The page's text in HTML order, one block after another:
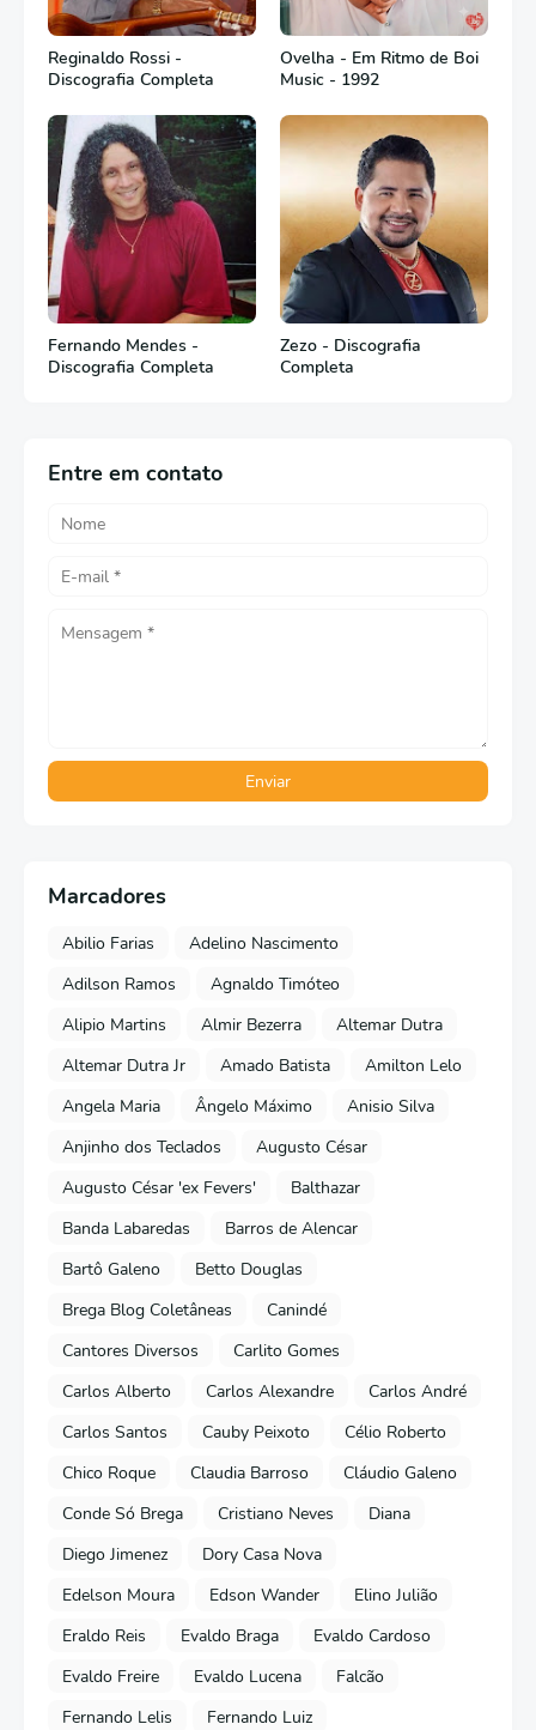
Reginaldo Rossi -
Discografia Completa
Ovelha - Em Ritmo de Boi
Music - 1992
Fernando Mendes -
Discografia Completa
Zezo - Discografia
Completa
Entre em contato
Marcadores
Abilio Farias
Adelino Nascimento
Adilson Ramos
Agnaldo Timóteo
Alipio Martins
Almir Bezerra
Altemar Dutra
Altemar Dutra Jr
Amado Batista
Amilton Lelo
Angela Maria
Ângelo Máximo
Anisio Silva
Anjinho dos Teclados
Augusto César
Augusto César 'ex Fevers'
Balthazar
Banda Labaredas
Barros de Alencar
Bartô Galeno
Betto Douglas
Brega Blog Coletâneas
Canindé
Cantores Diversos
Carlito Gomes
Carlos Alberto
Carlos Alexandre
Carlos André
Carlos Santos
Cauby Peixoto
Célio Roberto
Chico Roque
Claudia Barroso
Cláudio Galeno
Conde Só Brega
Cristiano Neves
Diana
Diego Jimenez
Dory Casa Nova
Edelson Moura
Edson Wander
Elino Julião
Eraldo Reis
Evaldo Braga
Evaldo Cardoso
Evaldo Freire
Evaldo Lucena
Falcão
Fernando Lelis
Fernando Luiz